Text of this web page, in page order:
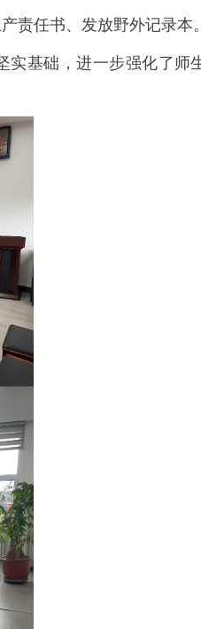
责任书、发放野外记录本。
实基础，进一步强化了师